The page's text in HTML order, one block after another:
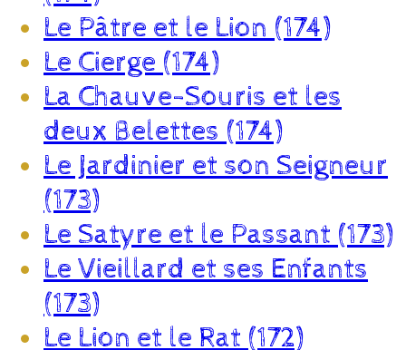
Le Pâtre et le Lion (174)
Le Cierge (174)
La Chauve-Souris et les
deux Belettes (174)
Le Jardinier et son Seigneur
(173)
Le Satyre et le Passant (173)
Le Vieillard et ses Enfants
(173)
Le Lion et le Rat (172)